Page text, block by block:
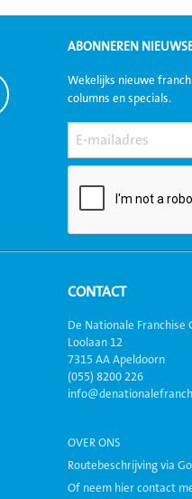
ABONNEREN
Wekelijks nieuwe
columns en specials.
CONTACT
De Nationale Franchise
Loolaan 12
7315 AA Apeldoorn
(055) 8200 226
OVER ONS
Routebeschrijving via
Of neem hier contact